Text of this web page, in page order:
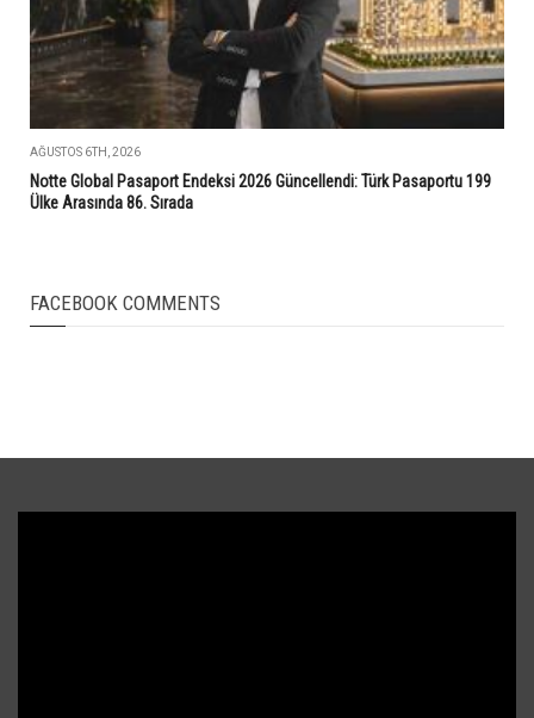
AĞUSTOS 6TH, 2026
Notte Global Pasaport Endeksi 2026 Güncellendi: Türk Pasaportu 199
Ülke Arasında 86. Sırada
FACEBOOK COMMENTS